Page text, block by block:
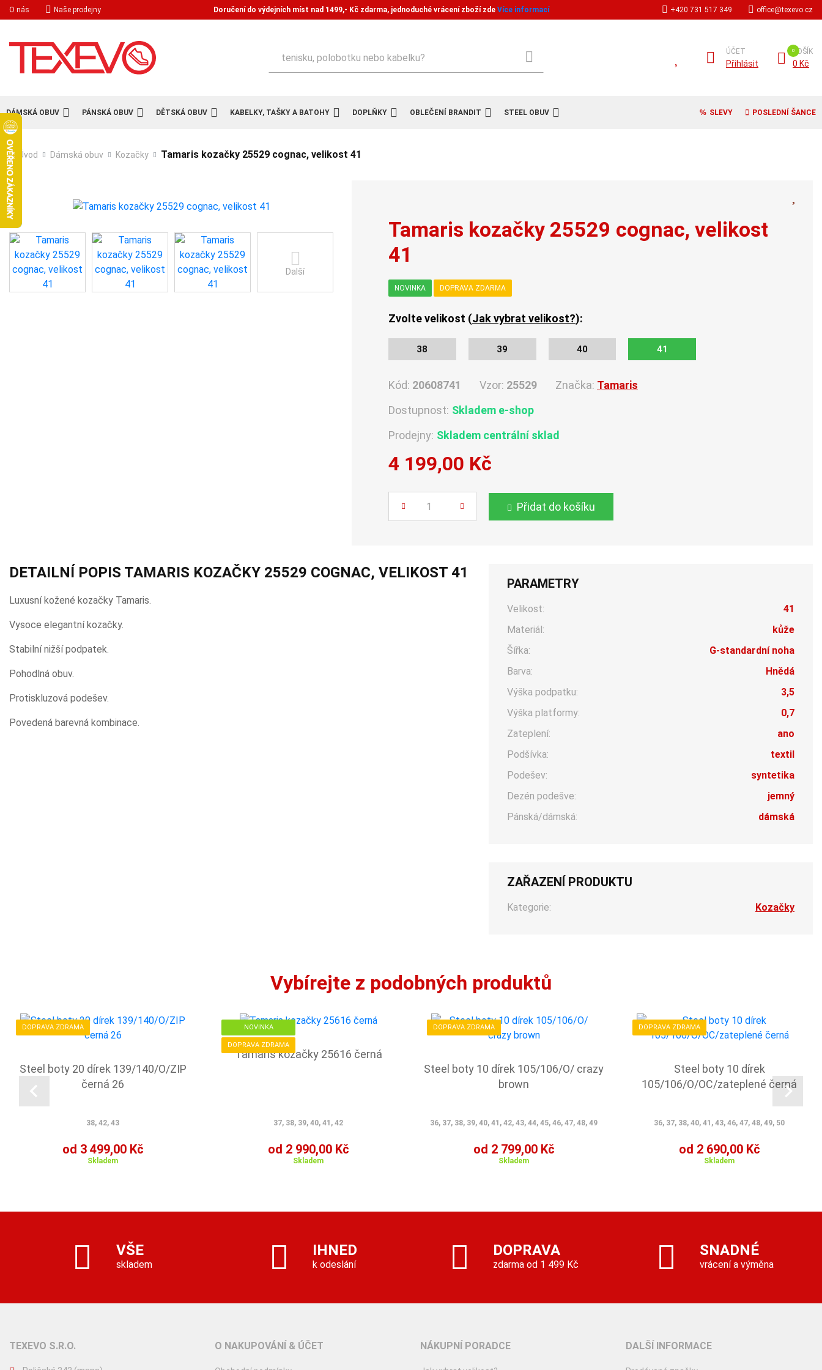
O nás Naše prodejny Doručení do výdejních míst nad 1499,- Kč zdarma, jednoduché vrácení zboží zde Více informací +420 731 517 349 office@texevo.cz
ÚČET
Přihlásit
KOŠÍK
0 Kč
DÁMSKÁ OBUV PÁNSKÁ OBUV DĚTSKÁ OBUV KABELKY, TAŠKY A BATOHY DOPLŇKY OBLEČENÍ BRANDIT STEEL OBUV SLEVY POSLEDNÍ ŠANCE
Úvod Dámská obuv Kozačky Tamaris kozačky 25529 cognac, velikost 41
Další
Tamaris kozačky 25529 cognac, velikost
41
NOVINKA DOPRAVA ZDARMA
Zvolte velikost (Jak vybrat velikost?):
38 39 40 41
Kód: 20608741 Vzor: 25529 Značka: Tamaris
Dostupnost: Skladem e-shop
Prodejny: Skladem centrální sklad
4 199,00 Kč
Přidat do košíku
DETAILNÍ POPIS TAMARIS KOZAČKY 25529 COGNAC, VELIKOST 41
Luxusní kožené kozačky Tamaris.
Vysoce elegantní kozačky.
Stabilní nižší podpatek.
Pohodlná obuv.
Protiskluzová podešev.
Povedená barevná kombinace.
PARAMETRY
Velikost:
41
Materiál:
kůže
Šířka:
G-standardní noha
Barva:
Hnědá
Výška podpatku:
3,5
Výška platformy:
0,7
Zateplení:
ano
Podšívka:
textil
Podešev:
syntetika
Dezén podešve:
jemný
Pánská/dámská:
dámská
ZAŘAZENÍ PRODUKTU
Kategorie: Kozačky
Vybírejte z podobných produktů
DOPRAVA ZDRAMA
Steel boty 20 dírek 139/140/O/ZIP
černá 26
38, 42, 43
od 3 499,00 Kč
Skladem
NOVINKA
DOPRAVA ZDRAMA
Tamaris kozačky 25616 černá
37, 38, 39, 40, 41, 42
od 2 990,00 Kč
Skladem
DOPRAVA ZDRAMA
Steel boty 10 dírek 105/106/O/ crazy
brown
36, 37, 38, 39, 40, 41, 42, 43, 44, 45, 46, 47, 48, 49
od 2 799,00 Kč
Skladem
DOPRAVA ZDRAMA
Steel boty 10 dírek
105/106/O/OC/zateplené černá
36, 37, 38, 40, 41, 43, 46, 47, 48, 49, 50
od 2 690,00 Kč
Skladem
VŠE
skladem
IHNED
k odeslání
DOPRAVA
zdarma od 1 499 Kč
SNADNÉ
vrácení a výměna
TEXEVO S.R.O. O NAKUPOVÁNÍ & ÚČET NÁKUPNÍ PORADCE DALŠÍ INFORMACE